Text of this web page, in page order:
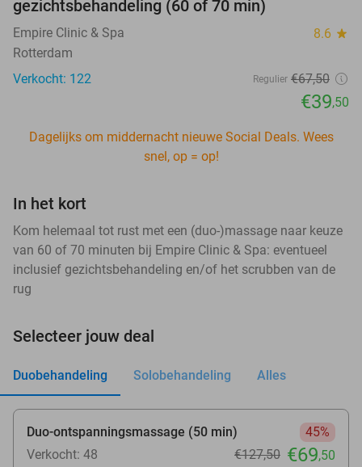
gezichtsbehandeling (60 of 70 min)
Empire Clinic & Spa 8.6 star
Rotterdam
Verkocht: 122
Regulier €67,50
€39,50
Dagelijks om middernacht nieuwe Social Deals. Wees
snel, op = op!
In het kort
Kom helemaal tot rust met een (duo-)massage naar keuze
van 60 of 70 minuten bij Empire Clinic & Spa: eventueel
inclusief gezichtsbehandeling en/of het scrubben van de
rug
Selecteer jouw deal
Duobehandeling Solobehandeling Alles
Duo-ontspanningsmassage (50 min)
45%
Verkocht: 48
€127,50 €69,50